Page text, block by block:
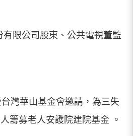
限公司股東、公共電視董監
灣華山基金會邀請，為三失
籌募老人安護院建院基金 。